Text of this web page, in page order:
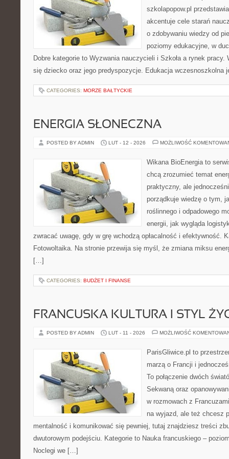
szkolapopow.pl
akcentuje cele starań
o zdobywaniu wiedzy od
poziomy edukacyjne, w
Dobre kategorie to Wyzwania nauczycieli i Szkoła a rynek
się dziecko oraz jego predyspozycje. Edukacja
CATEGORIES: MORZE BAŁTYCKIE
ENERGIA SŁONECZNA
POSTED BY ADMIN LUT - 12 - 2026 MOŻLIWOŚĆ
Wikana BioEnergia to
chcą zrozumieć temat
praktyczny, ale
porządkuje wiedzę o tym,
roślinnego i odpadowego
energii, jak wygląda
zwracać uwagę, gdy w grę wchodzą opłacalność i efektywność.
Fotowoltaika. Na stronie przewija się myśl, że zmiana miksu
[…]
CATEGORIES: BUDŻET I FINANSE
FRANCUSKA KULTURA I STYL
POSTED BY ADMIN LUT - 11 - 2026 MOŻLIWOŚĆ
ParisGliwice.pl to
marzą o Francji i
To połączenie dwóch
Sekwaną oraz
w rozmowach z
na wyjazd, ale też chcesz
mentalność i komunikować się pewniej, tutaj znajdziesz treści
dwutorowym podejściu. Kategorie to Nauka francuskiego –
Noclegi we […]